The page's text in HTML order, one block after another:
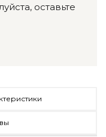
по вашему
оставьте